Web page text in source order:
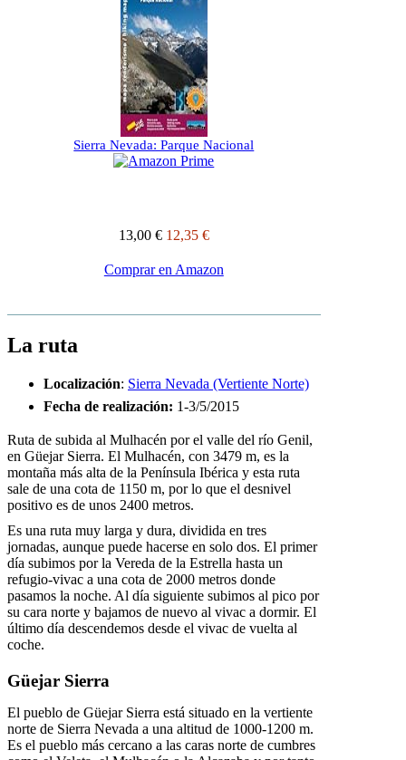
Sierra Nevada: Parque Nacional
13,00 € 12,35 €
Comprar en Amazon
La ruta
Localización: Sierra Nevada (Vertiente Norte)
Fecha de realización: 1-3/5/2015
Ruta de subida al Mulhacén por el valle del río Genil,
en Güejar Sierra. El Mulhacén, con 3479 m, es la
montaña más alta de la Península Ibérica y esta ruta
sale de una cota de 1150 m, por lo que el desnivel
positivo es de unos 2400 metros.
Es una ruta muy larga y dura, dividida en tres
jornadas, aunque puede hacerse en solo dos. El primer
día subimos por la Vereda de la Estrella hasta un
refugio-vivac a una cota de 2000 metros donde
pasamos la noche. Al día siguiente subimos al pico por
su cara norte y bajamos de nuevo al vivac a dormir. El
último día descendemos desde el vivac de vuelta al
coche.
Güejar Sierra
El pueblo de Güejar Sierra está situado en la vertiente
norte de Sierra Nevada a una altitud de 1000-1200 m.
Es el pueblo más cercano a las caras norte de cumbres